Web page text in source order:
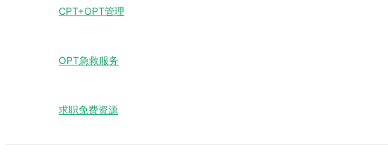
CPT+OPT管理
OPT急救服务
求职免费资源